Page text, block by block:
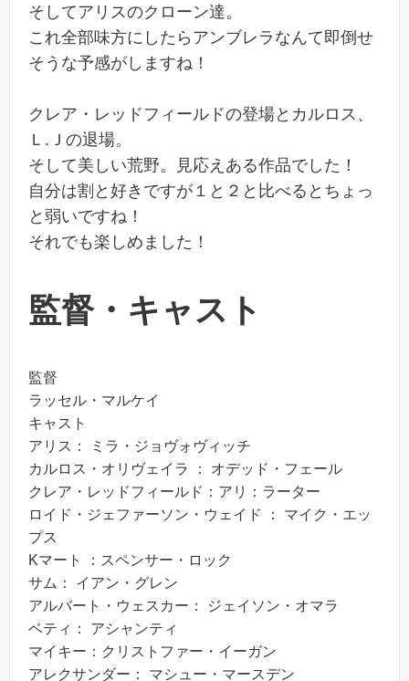
そしてアリスのクローン達。
これ全部味方にしたらアンブレラなんて即倒せ
そうな予感がしますね！
クレア・レッドフィールドの登場とカルロス、
Ｌ.Ｊの退場。
そして美しい荒野。見応えある作品でした！
自分は割と好きですが１と２と比べるとちょっ
と弱いですね！
それでも楽しめました！
監督・キャスト
監督
ラッセル・マルケイ
キャスト
アリス： ミラ・ジョヴォヴィッチ
カルロス・オリヴェイラ ： オデッド・フェール
クレア・レッドフィールド：アリ：ラーター
ロイド・ジェファーソン・ウェイド ： マイク・エッ
プス
Kマート ：スペンサー・ロック
サム： イアン・グレン
アルバート・ウェスカー： ジェイソン・オマラ
ベティ： アシャンティ
マイキー：クリストファー・イーガン
アレクサンダー： マシュー・マースデン